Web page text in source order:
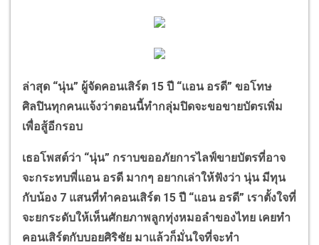
ล่าสุด “นุ่น” ผู้จัดคอนเสิร์ต 15 ปี “แอน อรดี” ขอโทษ
ศิลปินทุกคนแจ้งว่าตอนนี้ทำกลุ่มปิดจะขอขายบัตรเพิ่ม
เพื่อสู้อีกรอบ
เธอโพสต์ว่า “นุ่น” กราบขออภัยการไลฟ์ขายบัตรที่อาจ
จะกระทบพี่แอน อรดี มากๆ อยากเล่าให้ฟังว่า นุ่น มีทุน
กับน้อง 7 แสนที่ทำคอนเสิร์ต 15 ปี “แอน อรดี” เราตั้งใจที่
จะยกระดับให้เห็นศักยภาพลูกทุ่งหมอลำของไทย เคยทำ
คอนเสิร์ตกับบอยศิริชัย มาแล้วก็มั่นใจที่จะทำ